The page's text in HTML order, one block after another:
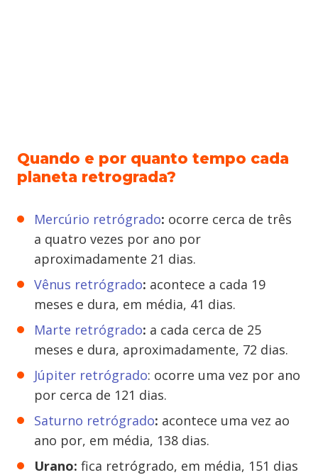
Quando e por quanto tempo cada
planeta retrograda?
Mercúrio retrógrado: ocorre cerca de três
a quatro vezes por ano por
aproximadamente 21 dias.
Vênus retrógrado: acontece a cada 19
meses e dura, em média, 41 dias.
Marte retrógrado: a cada cerca de 25
meses e dura, aproximadamente, 72 dias.
Júpiter retrógrado: ocorre uma vez por ano
por cerca de 121 dias.
Saturno retrógrado: acontece uma vez ao
ano por, em média, 138 dias.
Urano: fica retrógrado, em média, 151 dias